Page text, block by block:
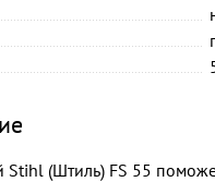
(Штиль) FS 55